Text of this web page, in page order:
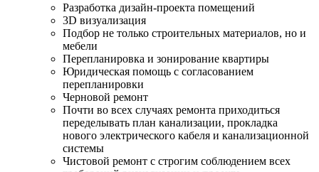
Разработка дизайн-проекта помещений
3D визуализация
Подбор не только строительных материалов, но и
мебели
Перепланировка и зонирование квартиры
Юридическая помощь с согласованием
перепланировки
Черновой ремонт
Почти во всех случаях ремонта приходиться
переделывать план канализации, прокладка
нового электрического кабеля и канализационной
системы
Чистовой ремонт с строгим соблюдением всех